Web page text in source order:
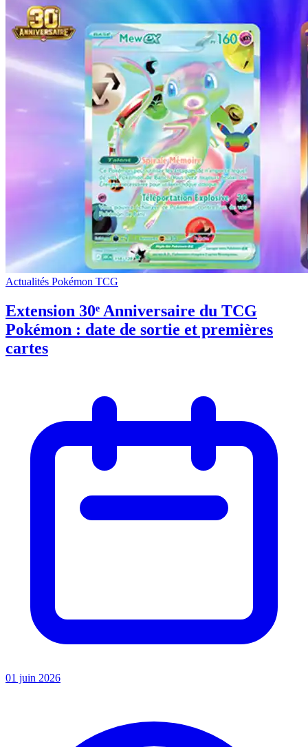
Actualités Pokémon TCG
Extension 30ᵉ Anniversaire du TCG
Pokémon : date de sortie et premières
cartes
01 juin 2026